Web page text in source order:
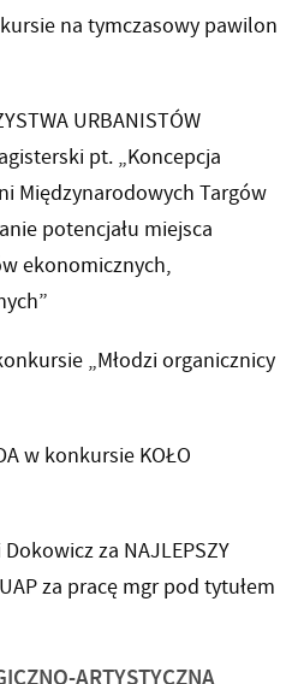
na tymczasowy pawilon
URBANISTÓW
pt. „Koncepcja
Międzynarodowych Targów
potencjału miejsca
ekonomicznych,
„Młodzi organicznicy
w konkursie KOŁO
za NAJLEPSZY
UAP za pracę mgr pod tytułem
ARTYSTYCZNA